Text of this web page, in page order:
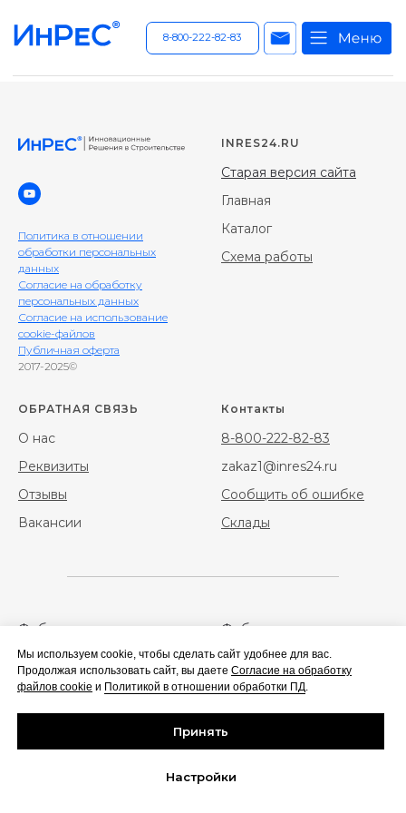
8-800-222-82-83
Мы используем cookie, чтобы сделать сайт удобнее для вас.
Продолжая использовать сайт, вы даете Согласие на обработку
файлов cookie и Политикой в отношении обработки ПД.
Принять
Настройки
Политика в отношении
обработки персональных
данных
Согласие на обработку
персональных данных
Согласие на использование
cookie-файлов
Публичная оферта
2017-2025©
INRES24.RU
Старая версия сайта
Главная
Каталог
Схема работы
ОБРАТНАЯ СВЯЗЬ
О нас
Реквизиты
Отзывы
Вакансии
Контакты
8-800-222-82-83
zakaz1@inres24.ru
Сообщить об ошибке
Склады
Фибра
полипропиленовая
Фибра стальная
Геотекстиль
Сальники набивные/
нажимные